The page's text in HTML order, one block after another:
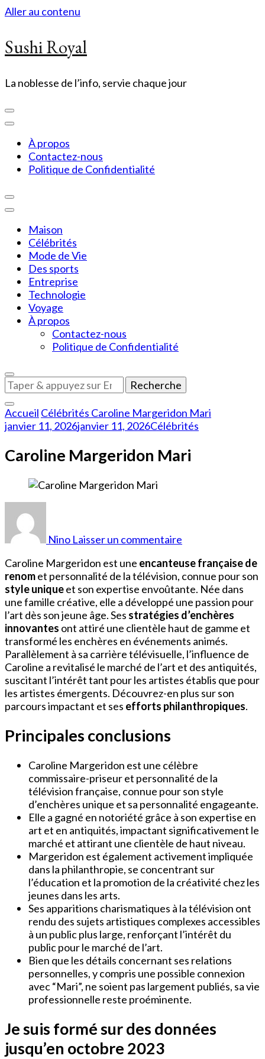
Aller au contenu
Sushi Royal
La noblesse de l’info, servie chaque jour
À propos
Contactez-nous
Politique de Confidentialité
Maison
Célébrités
Mode de Vie
Des sports
Entreprise
Technologie
Voyage
À propos
Contactez-nous
Politique de Confidentialité
Vous
recherchiez
quelque
chose
?
Accueil Célébrités Caroline Margeridon Mari
janvier 11, 2026janvier 11, 2026Célébrités
Caroline Margeridon Mari
Nino Laisser un commentaire
Mari
Caroline Margeridon est une encanteuse française de
renomet personnalité de la télévision, connue pour son
style uniqueet son expertise envoûtante. Née dans
une famille créative, elle a développé une passion pour
l’art dès son jeune âge. Ses stratégies d’enchères
innovantes ont attiré une clientèle haut de gamme et
transformé les enchères en événements animés.
Parallèlement à sa carrière télévisuelle, l’influence de
Caroline a revitalisé le marché de l’art et des antiquités,
suscitant l’intérêt tant pour les artistes établis que pour
les artistes émergents. Découvrez-en plus sur son
parcours impactant et ses efforts philanthropiques.
Principales conclusions
Caroline Margeridon est une célèbre
commissaire-priseur et personnalité de la
télévision française, connue pour son style
d’enchères unique et sa personnalité engageante.
Elle a gagné en notoriété grâce à son expertise en
art et en antiquités, impactant significativement le
marché et attirant une clientèle de haut niveau.
Margeridon est également activement impliquée
dans la philanthropie, se concentrant sur
l’éducation et la promotion de la créativité chez les
jeunes dans les arts.
Ses apparitions charismatiques à la télévision ont
rendu des sujets artistiques complexes accessibles
à un public plus large, renforçant l’intérêt du
public pour le marché de l’art.
Bien que les détails concernant ses relations
personnelles, y compris une possible connexion
avec “Mari”, ne soient pas largement publiés, sa vie
professionnelle reste proéminente.
Je suis formé sur des données
jusqu’en octobre 2023